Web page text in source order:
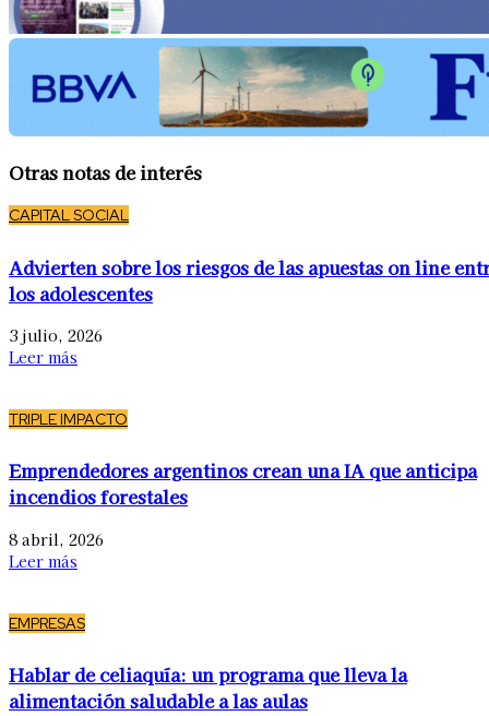
Otras notas de interés
CAPITAL SOCIAL
Advierten sobre los riesgos de las apuestas on line
los adolescentes
3 julio, 2026
Leer más
TRIPLE IMPACTO
Emprendedores argentinos crean una IA que anticipa
incendios forestales
8 abril, 2026
Leer más
EMPRESAS
Hablar de celiaquía: un programa que lleva la
alimentación saludable a las aulas